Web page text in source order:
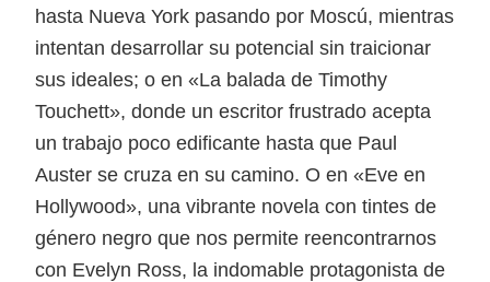
hasta Nueva York pasando por Moscú, mientras
intentan desarrollar su potencial sin traicionar
sus ideales; o en «La balada de Timothy
Touchett», donde un escritor frustrado acepta
un trabajo poco edificante hasta que Paul
Auster se cruza en su camino. O en «Eve en
Hollywood», una vibrante novela con tintes de
género negro que nos permite reencontrarnos
con Evelyn Ross, la indomable protagonista de